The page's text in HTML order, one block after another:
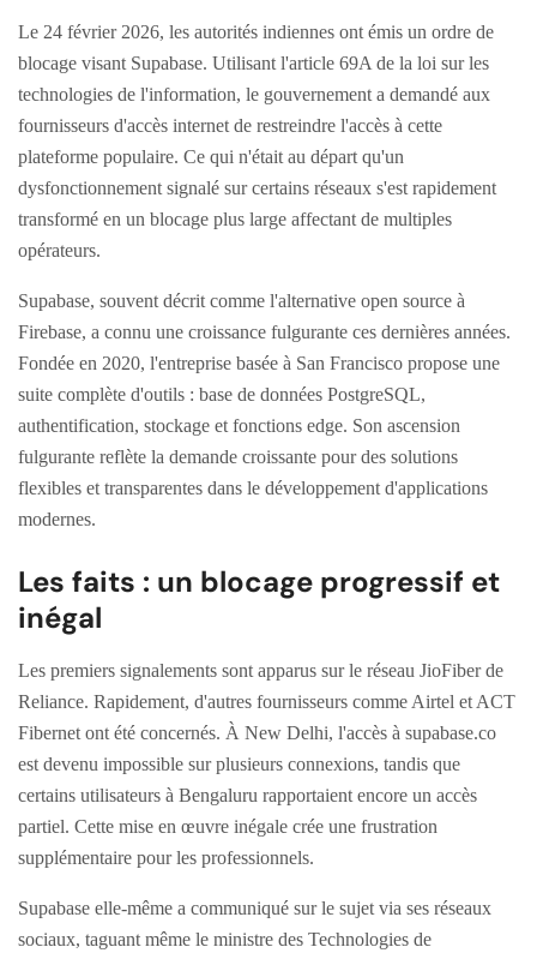
Le 24 février 2026, les autorités indiennes ont émis un ordre de
blocage visant Supabase. Utilisant l'article 69A de la loi sur les
technologies de l'information, le gouvernement a demandé aux
fournisseurs d'accès internet de restreindre l'accès à cette
plateforme populaire. Ce qui n'était au départ qu'un
dysfonctionnement signalé sur certains réseaux s'est rapidement
transformé en un blocage plus large affectant de multiples
opérateurs.
Supabase, souvent décrit comme l'alternative open source à
Firebase, a connu une croissance fulgurante ces dernières années.
Fondée en 2020, l'entreprise basée à San Francisco propose une
suite complète d'outils : base de données PostgreSQL,
authentification, stockage et fonctions edge. Son ascension
fulgurante reflète la demande croissante pour des solutions
flexibles et transparentes dans le développement d'applications
modernes.
Les faits : un blocage progressif et
inégal
Les premiers signalements sont apparus sur le réseau JioFiber de
Reliance. Rapidement, d'autres fournisseurs comme Airtel et ACT
Fibernet ont été concernés. À New Delhi, l'accès à supabase.co
est devenu impossible sur plusieurs connexions, tandis que
certains utilisateurs à Bengaluru rapportaient encore un accès
partiel. Cette mise en œuvre inégale crée une frustration
supplémentaire pour les professionnels.
Supabase elle-même a communiqué sur le sujet via ses réseaux
sociaux, taguant même le ministre des Technologies de